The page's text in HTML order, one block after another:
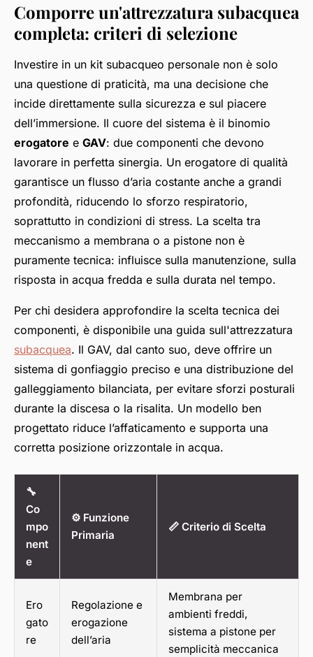
Comporre un'attrezzatura subacquea
completa: criteri di selezione
Investire in un kit subacqueo personale non è solo
una questione di praticità, ma una decisione che
incide direttamente sulla sicurezza e sul piacere
dell’immersione. Il cuore del sistema è il binomio
erogatore e GAV: due componenti che devono
lavorare in perfetta sinergia. Un erogatore di qualità
garantisce un flusso d’aria costante anche a grandi
profondità, riducendo lo sforzo respiratorio,
soprattutto in condizioni di stress. La scelta tra
meccanismo a membrana o a pistone non è
puramente tecnica: influisce sulla manutenzione, sulla
risposta in acqua fredda e sulla durata nel tempo.
Per chi desidera approfondire la scelta tecnica dei
componenti, è disponibile una guida sull'attrezzatura
subacquea. Il GAV, dal canto suo, deve offrire un
sistema di gonfiaggio preciso e una distribuzione del
galleggiamento bilanciata, per evitare sforzi posturali
durante la discesa o la risalita. Un modello ben
progettato riduce l’affaticamento e supporta una
corretta posizione orizzontale in acqua.
🔧
Co
mpo
nent
e
⚙️ Funzione
Primaria
📏 Criterio di Scelta
Ero
gato
re
Regolazione e
erogazione
dell’aria
Membrana per
ambienti freddi,
sistema a pistone per
semplicità meccanica